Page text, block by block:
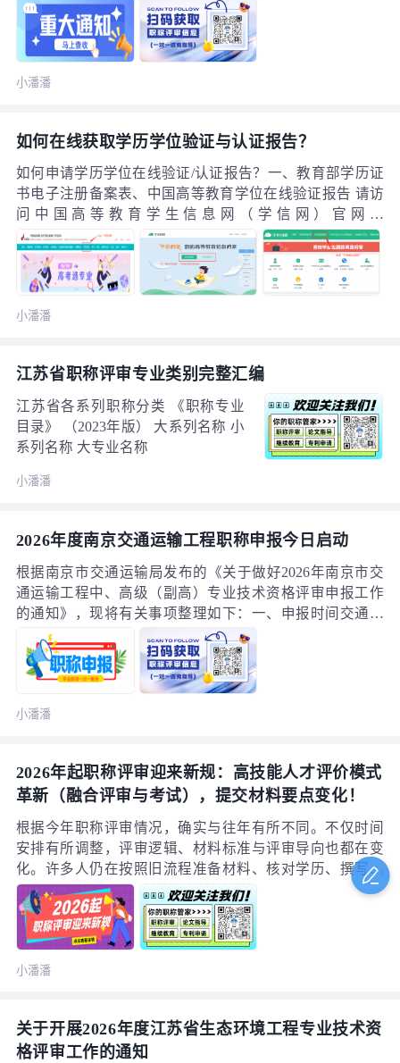
房城乡建设厅建设工程中、初级专业技术资格评审工作有
关事项通知如下：一、申报评审范围及对象（一）在我省
省属事业单位、国有企业、有关院校从事建设工程专业技
术工作，与用人单位建立劳动（聘用）关系的专业技术人
小潘潘
如何在线获取学历学位验证与认证报告？
如何申请学历学位在线验证/认证报告？一、教育部学历证
书电子注册备案表、中国高等教育学位在线验证报告 请访
问中国高等教育学生信息网（学信网）官网：
https://www.chsi.com.cn/。2. 点击页面顶部菜单栏中的“学信
档案”。3. 登录您的学信档案账号。如无账号，请先点击
“注册学信网账号”完成注册后再登录。4. 登录后，找到并
点击“在线验证报告”栏目。5. 根据您需要申请的验证报告
类型，在“教育部学历证书电子注册备案表”或“中国高等教
小潘潘
江苏省职称评审专业类别完整汇编
江苏省各系列职称分类 《职称专业
目录》 （2023年版） 大系列名称 小
系列名称 大专业名称
小潘潘
2026年度南京交通运输工程职称申报今日启动
根据南京市交通运输局发布的《关于做好2026年南京市交
通运输工程中、高级（副高）专业技术资格评审申报工作
的通知》，现将有关事项整理如下：一、申报时间交通运
输工程中、高级职称申报时间为：6月15日至7月21日。在
南京从事交通运输工程（公路工程、水运工程、民航工
程、综合交通工程）专业技术工作并计划今年申报的人
员，请务必尽早准备！二、申报条件1. 工程师（中级职
称） 博士学历，可直接初定；
小潘潘
2026年起职称评审迎来新规：高技能人才评价模式
革新（融合评审与考试），提交材料要点变化！
根据今年职称评审情况，确实与往年有所不同。不仅时间
安排有所调整，评审逻辑、材料标准与评审导向也都在变
化。许多人仍在按照旧流程准备材料、核对学历、撰写论
文……如果未能关注到今年的三大改革动向，即便准备得
再充分，最终也可能在系统环节被“刷下”。2026年职称评
审的3个重点变化阅读后，你将清楚自己需要补充哪些材
料、应提前做哪些准备、以及如何调整申报流程。建议收
藏本文，为自己争取更多通过评审的机会。
小潘潘
关于开展2026年度江苏省生态环境工程专业技术资
格评审工作的通知